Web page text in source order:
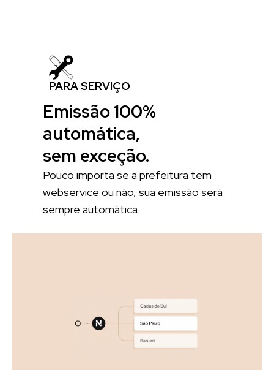
PARA SERVIÇO
Emissão 100%
automática,
sem exceção.
Pouco importa se a prefeitura tem
webservice ou não, sua emissão será
sempre automática.